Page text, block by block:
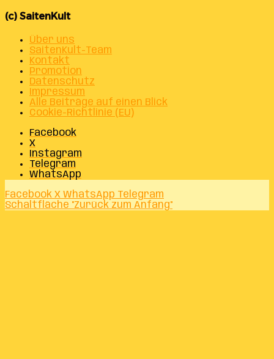
(c) SaitenKult
Über uns
SaitenKult-Team
Kontakt
Promotion
Datenschutz
Impressum
Alle Beiträge auf einen Blick
Cookie-Richtlinie (EU)
Facebook
X
Instagram
Telegram
WhatsApp
Facebook X WhatsApp Telegram
Schaltfläche "Zurück zum Anfang"